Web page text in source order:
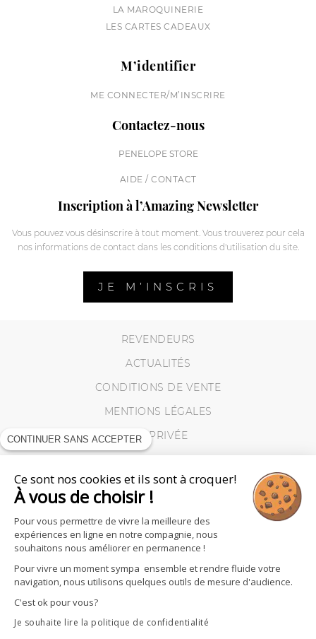
LA MAROQUINERIE
LES CARTES CADEAUX
M’identifier
ME CONNECTER/M’INSCRIRE
Contactez-nous
PENELOPE STORE
AIDE / CONTACT
Inscription à l’Amazing Newsletter
Vous pouvez vous désinscrire à tout moment. Vous trouverez pour cela
nos informations de contact dans les conditions d'utilisation du site.
JE M’INSCRIS
REVENDEURS
ACTUALITÉS
CONDITIONS DE VENTE
MENTIONS LÉGALES
VIE PRIVÉE
COOKIES
CONTINUER SANS ACCEPTER
Ce sont nos cookies et ils sont à croquer!
À vous de choisir !
Pour vous permettre de vivre la meilleure des
expériences en ligne en notre compagnie, nous
souhaitons nous améliorer en permanence !
Pour vivre un moment sympa ensemble et rendre fluide votre
navigation, nous utilisons quelques outils de mesure d'audience.
C'est ok pour vous?
Je souhaite lire la politique de confidentialité